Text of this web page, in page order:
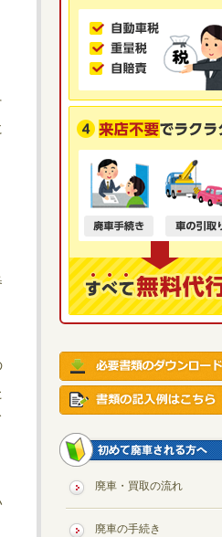
廃車・買取の流れ
廃車の手続き